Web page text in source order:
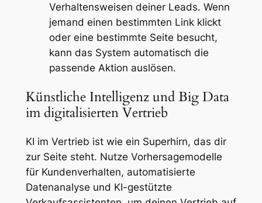
Verhaltensweisen deiner Leads. Wenn
jemand einen bestimmten Link klickt
oder eine bestimmte Seite besucht,
kann das System automatisch die
passende Aktion auslösen.
Künstliche Intelligenz und Big Data
im digitalisierten Vertrieb
KI im Vertrieb ist wie ein Superhirn, das dir
zur Seite steht. Nutze Vorhersagemodelle
für Kundenverhalten, automatisierte
Datenanalyse und KI-gestützte